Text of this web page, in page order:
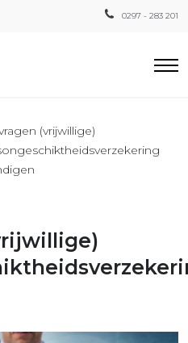
0297 - 283 201
(vrijwillige)